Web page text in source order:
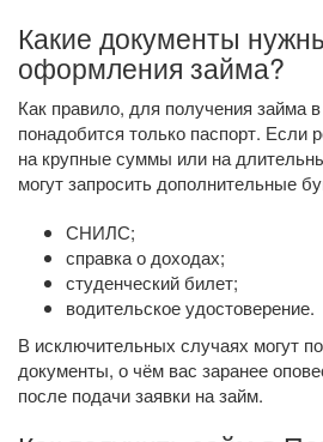
Какие документы
оформления займа?
Как правило, для получения займа
понадобится только паспорт. Если
на крупные суммы или на
могут запросить дополнительные
СНИЛС;
справка о доходах;
студенческий билет;
водительское удостоверение.
В исключительных случаях могут
документы, о чём вас заранее
после подачи заявки на займ.